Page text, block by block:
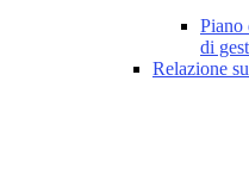
Piano
di
Relazione